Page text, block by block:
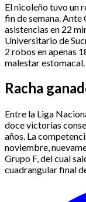
El nicoleño tuvo un
fin de semana.
asistencias en 22
Universitario de
2 robos en apenas
malestar estomacal.
Racha
Entre la Liga
doce victorias
años. La
noviembre,
Grupo F, del cual
cuadrangular final